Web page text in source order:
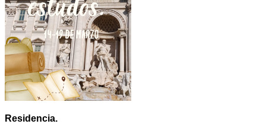
Residencia.